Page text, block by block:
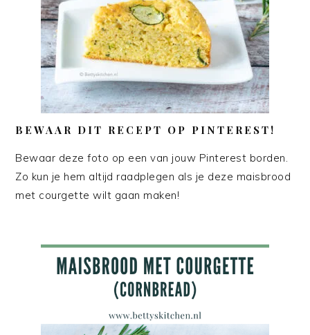
BEWAAR DIT RECEPT OP PINTEREST!
Bewaar deze foto op een van jouw Pinterest borden.
Zo kun je hem altijd raadplegen als je deze maisbrood
met courgette wilt gaan maken!